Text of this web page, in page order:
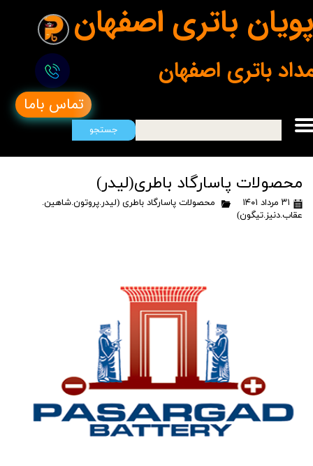
پویان باتری اصفهان
تماس باما
جستجو
باتری اصفهان
محصولات پاسارگاد باطری(لیدر)
۳۱ مرداد ۱۴۰۱
محصولات پاسارگاد باطری (لیدر.پروتون.شاهین.
عقاب.دنیز.تیگون)